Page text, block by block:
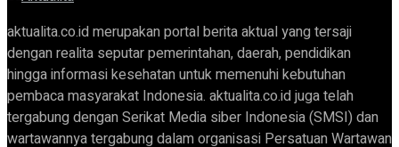
aktualita.co.id merupakan portal berita aktual yang tersaji
dengan realita seputar pemerintahan, daerah, pendidikan
hingga informasi kesehatan untuk memenuhi kebutuhan
pembaca masyarakat Indonesia. aktualita.co.id juga telah
tergabung dengan Serikat Media siber Indonesia (SMSI) dan
wartawannya tergabung dalam organisasi Persatuan Wartawan